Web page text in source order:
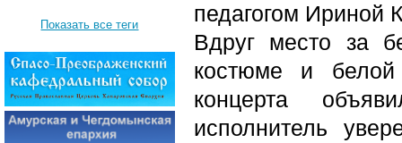
педагогом Ириной
Вдруг место за
костюме и
концерта
исполнитель
Показать все теги